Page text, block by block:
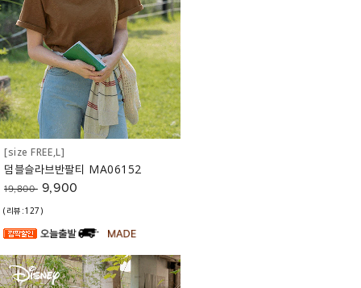
[size FREE,L]
덤블슬라브반팔티 MA06152
19,800 9,900
(리뷰:127)